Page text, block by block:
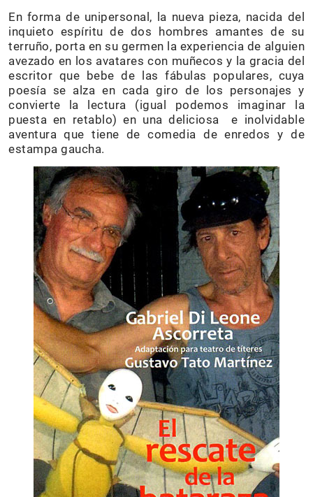
En forma de unipersonal, la nueva pieza, nacida del
inquieto espíritu de dos hombres amantes de su
terruño, porta en su germen la experiencia de alguien
avezado en los avatares con muñecos y la gracia del
escritor que bebe de las fábulas populares, cuya
poesía se alza en cada giro de los personajes y
convierte la lectura (igual podemos imaginar la
puesta en retablo) en una deliciosa e inolvidable
aventura que tiene de comedia de enredos y de
estampa gaucha.